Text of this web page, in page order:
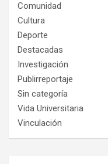
Comunidad
Cultura
Deporte
Destacadas
Investigación
Publirreportaje
Sin categoría
Vida Universitaria
Vinculación